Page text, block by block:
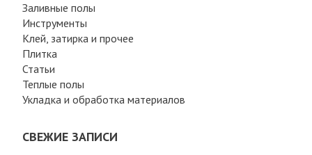
Заливные полы
Инструменты
Клей, затирка и прочее
Плитка
Статьи
Теплые полы
Укладка и обработка материалов
СВЕЖИЕ ЗАПИСИ